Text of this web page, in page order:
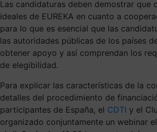
Las candidaturas deben demostrar que
ideales de EUREKA en cuanto a
para lo que es esencial que las
las autoridades públicas de los países
obtener apoyo y así comprendan los
de elegibilidad.
Para explicar las características de la
detalles del procedimiento de
participantes de España, el CDTI y el
organizado conjuntamente un webinar